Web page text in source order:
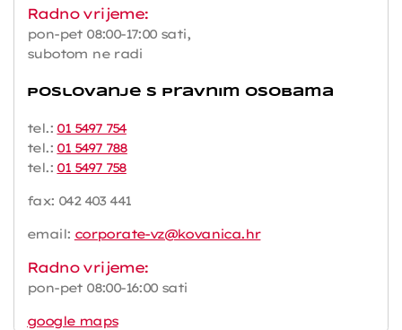
Radno vrijeme:
pon-pet 08:00-17:00 sati,
subotom ne radi
Poslovanje s pravnim osobama
tel.: 01 5497 754
tel.: 01 5497 788
tel.: 01 5497 758
fax: 042 403 441
email: corporate-vz@kovanica.hr
Radno vrijeme:
pon-pet 08:00-16:00 sati
google maps